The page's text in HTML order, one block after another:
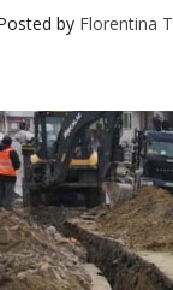
by Florentina